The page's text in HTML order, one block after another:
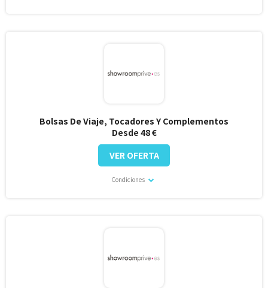
Bolsas De Viaje, Tocadores Y Complementos
Desde 48 €
Condiciones
VER OFERTA